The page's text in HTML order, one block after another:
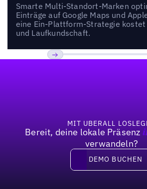
Smarte Multi-Standort-Marken
Einträge auf Google Maps und
eine Ein-Plattform-Strategie
und Laufkundschaft.
MIT UBERALL
Bereit, deine lokale Präsenz
verwandeln?
DEMO BUCHEN
DEMO BUCHEN